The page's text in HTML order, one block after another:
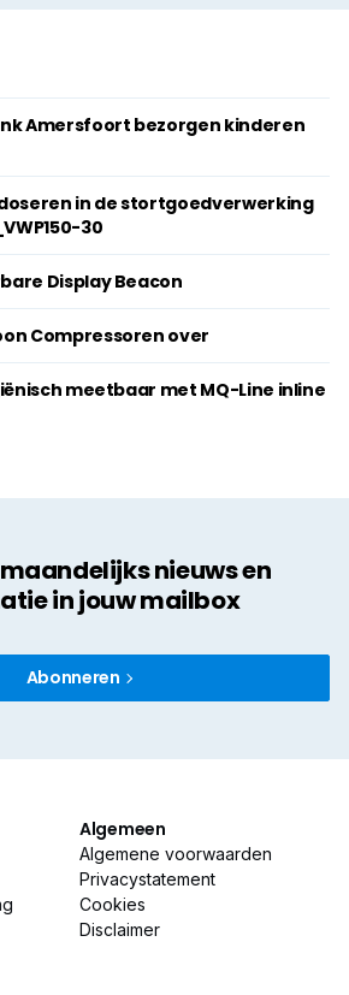
Amersfoort bezorgen kinderen
in de stortgoedverwerking
30
Display Beacon
Compressoren over
meetbaar met MQ-Line inline
nieuws en
in jouw mailbox
Abonneren
Algemeen
Algemene voorwaarden
Privacystatement
Cookies
Disclaimer